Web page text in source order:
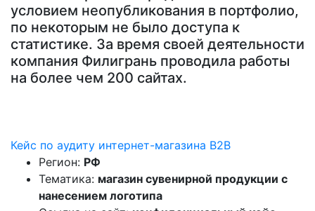
условием неопубликования в портфолио,
по некоторым не было доступа к
статистике. За время своей деятельности
компания Филигрань проводила работы
на более чем 200 сайтах.
Кейс по аудиту интернет-магазина B2B
Регион: РФ
Тематика: магазин сувенирной продукции с
нанесением логотипа